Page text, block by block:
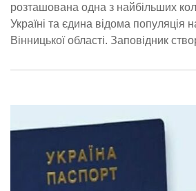
розташована одна з найбільших
Україні та єдина відома популяція
Вінницької області. Заповідник